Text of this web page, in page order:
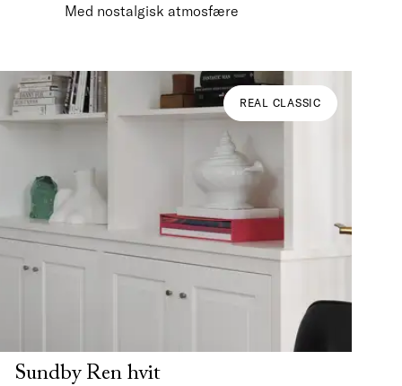
Med nostalgisk atmosfære
REAL CLASSIC
Sundby Ren hvit